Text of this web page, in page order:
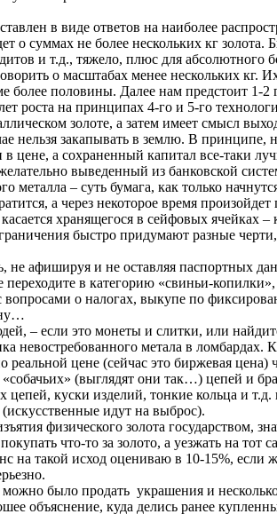
в виде ответов на наиболее
о суммах не более нескольких кг
и т.д., тяжело, плюс для абсолютного
о масштабах менее нескольких кг.
более половины. Далее нам предстоит 1-2
роста на принципах 4-го и 5-го
золоте, а затем имеет смысл
нельзя закапывать в землю. В принципе,
цене, а сохраненный капитал все-таки
выведенный из банковской
металла – суть бумага, как только
а через некоторое время
хранящегося в сейфовых ячейках
быстро придумают разные
не афишируя и не оставляя паспортных
в категорию «свиньи-копилки»,
вопросами о налогах, выкупе по
– если это монеты и слитки, или
невостребованного метала в ломбардах.
цене (сейчас это биржевая цена)
(выглядят они так…) цепей и
куски изделий, тонкие кольца и
идут на выброс).
физического золота государством,
что-то за золото, а уезжать на тот
на такой исход оцениваю в 10-15%, если
было продать украшения и
объяснение, куда делись ранее